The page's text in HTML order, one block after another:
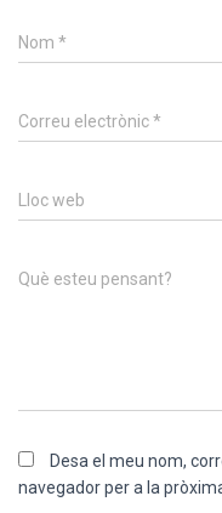
Nom *
Correu electrònic*
Lloc web
Què esteu pensant?
Desa el meu nom,
navegador per a la